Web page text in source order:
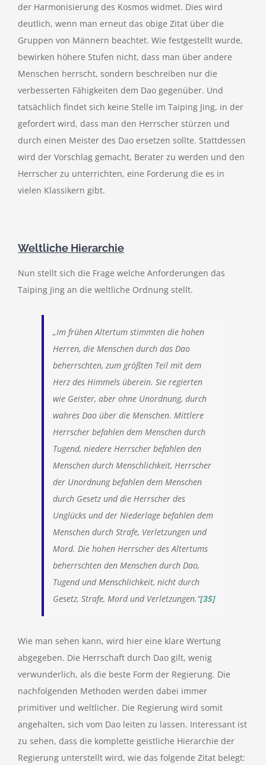
der Harmonisierung des Kosmos widmet. Dies wird
deutlich, wenn man erneut das obige Zitat über die
Gruppen von Männern beachtet. Wie festgestellt wurde,
bewirken höhere Stufen nicht, dass man über andere
Menschen herrscht, sondern beschreiben nur die
verbesserten Fähigkeiten dem Dao gegenüber. Und
tatsächlich findet sich keine Stelle im Taiping Jing, in der
gefordert wird, dass man den Herrscher stürzen und
durch einen Meister des Dao ersetzen sollte. Stattdessen
wird der Vorschlag gemacht, Berater zu werden und den
Herrscher zu unterrichten, eine Forderung die es in
vielen Klassikern gibt.
Weltliche Hierarchie
Nun stellt sich die Frage welche Anforderungen das
Taiping Jing an die weltliche Ordnung stellt.
„Im frühen Altertum stimmten die hohen
Herren, die Menschen durch das Dao
beherrschten, zum größten Teil mit dem
Herz des Himmels überein. Sie regierten
wie Geister, aber ohne Unordnung, durch
wahres Dao über die Menschen. Mittlere
Herrscher befahlen dem Menschen durch
Tugend, niedere Herrscher befahlen den
Menschen durch Menschlichkeit, Herrscher
der Unordnung befahlen dem Menschen
durch Gesetz und die Herrscher des
Unglücks und der Niederlage befahlen dem
Menschen durch Strafe, Verletzungen und
Mord. Die hohen Herrscher des Altertums
beherrschten den Menschen durch Dao,
Tugend und Menschlichkeit, nicht durch
Gesetz, Strafe, Mord und Verletzungen.“[35]
Wie man sehen kann, wird hier eine klare Wertung
abgegeben. Die Herrschaft durch Dao gilt, wenig
verwunderlich, als die beste Form der Regierung. Die
nachfolgenden Methoden werden dabei immer
primitiver und weltlicher. Die Regierung wird somit
angehalten, sich vom Dao leiten zu lassen. Interessant ist
zu sehen, dass die komplette geistliche Hierarchie der
Regierung unterstellt wird, wie das folgende Zitat belegt: